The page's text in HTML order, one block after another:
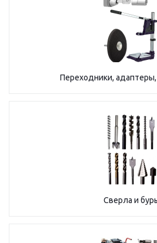
Переходники,
Сверла и